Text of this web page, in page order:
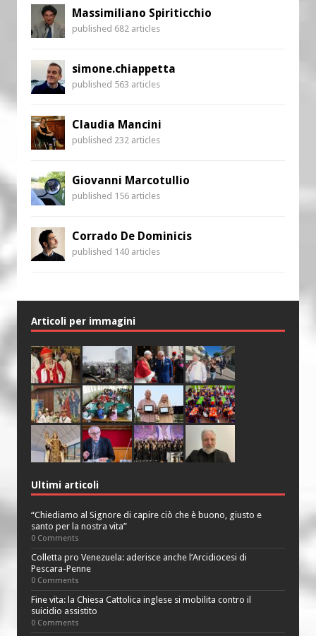
Massimiliano Spiriticchio
published 682 articles
simone.chiappetta
published 563 articles
Claudia Mancini
published 232 articles
Giovanni Marcotullio
published 156 articles
Corrado De Dominicis
published 140 articles
Articoli per immagini
Ultimi articoli
“Chiediamo al Signore di capire ciò che è buono, giusto e
santo per la nostra vita”
0 Comments
Colletta pro Venezuela: aderisce anche l’Arcidiocesi di
Pescara-Penne
0 Comments
Fine vita: la Chiesa Cattolica inglese si mobilita contro il
suicidio assistito
0 Comments